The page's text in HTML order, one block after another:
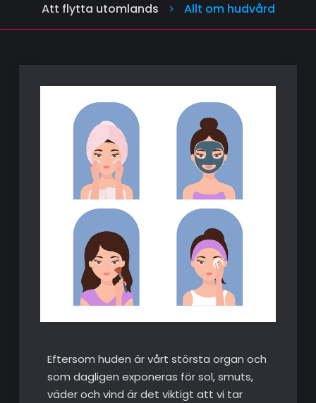
Att flytta utomlands > Allt om hudvård
Eftersom huden är vårt största organ och
som dagligen exponeras för sol, smuts,
väder och vind är det viktigt att vi tar